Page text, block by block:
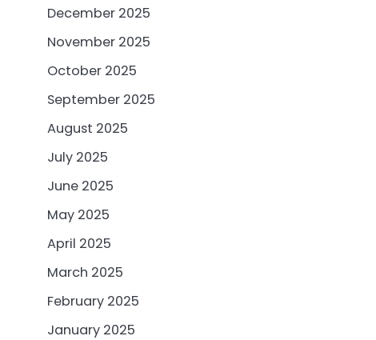
December 2025
November 2025
October 2025
September 2025
August 2025
July 2025
June 2025
May 2025
April 2025
March 2025
February 2025
January 2025